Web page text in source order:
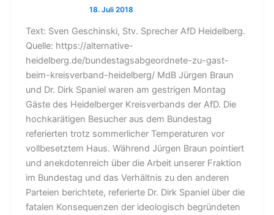
Text: Sven Geschinski, Stv. Sprecher AfD Heidelberg.
Quelle: https://alternative-
heidelberg.de/bundestagsabgeordnete-zu-gast-
beim-kreisverband-heidelberg/ MdB Jürgen Braun
und Dr. Dirk Spaniel waren am gestrigen Montag
Gäste des Heidelberger Kreisverbands der AfD. Die
hochkarätigen Besucher aus dem Bundestag
referierten trotz sommerlicher Temperaturen vor
vollbesetztem Haus. Während Jürgen Braun pointiert
und anekdotenreich über die Arbeit unserer Fraktion
im Bundestag und das Verhältnis zu den anderen
Parteien berichtete, referierte Dr. Dirk Spaniel über die
fatalen Konsequenzen der ideologisch begründeten